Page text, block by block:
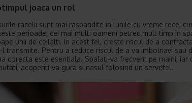
joaca un rol
racelii sunt mai raspandite in lunile cu vreme rece,
perioade, cei mai multi oameni petrec mult timp in
unii de ceilalti. In acest fel, creste riscul de a
l transmite. Pentru a reduce riscul de a va imbolnavi sau
corecta este esentiala. Spalati-va frecvent pe maini, iar
acoperiti-va gura si nasul folosind un servetel.